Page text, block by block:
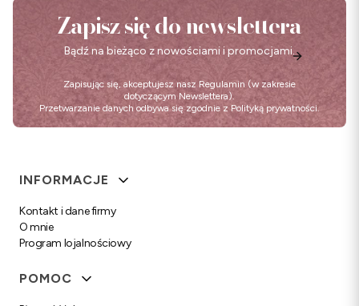
Zapisz się do newslettera
Bądź na bieżąco z nowościami i promocjami.
Zapisując się, akceptujesz nasz Regulamin (w zakresie
dotyczącym Newslettera).
Przetwarzanie danych odbywa się zgodnie z Polityką prywatności.
Linki w stopce
INFORMACJE
Kontakt i dane firmy
O mnie
Program lojalnościowy
POMOC